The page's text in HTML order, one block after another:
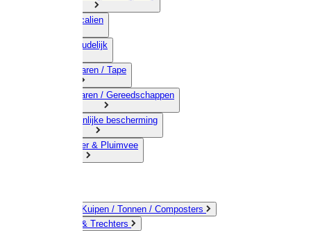
07) Chemicalien
08) Huishoudelijk
09) Touwwaren / Tape
10) IJzerwaren / Gereedschappen
11) Persoonlijke bescherming
12) Kleindier & Pluimvee
Emmers / Kuipen / Tonnen / Composters
Jerrycans & Trechters